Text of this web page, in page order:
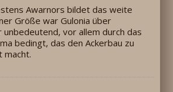
Awarnors bildet das weite
Größe war Gulonia über
unbedeutend, vor allem durch das
bedingt, das den Ackerbau zu
macht.